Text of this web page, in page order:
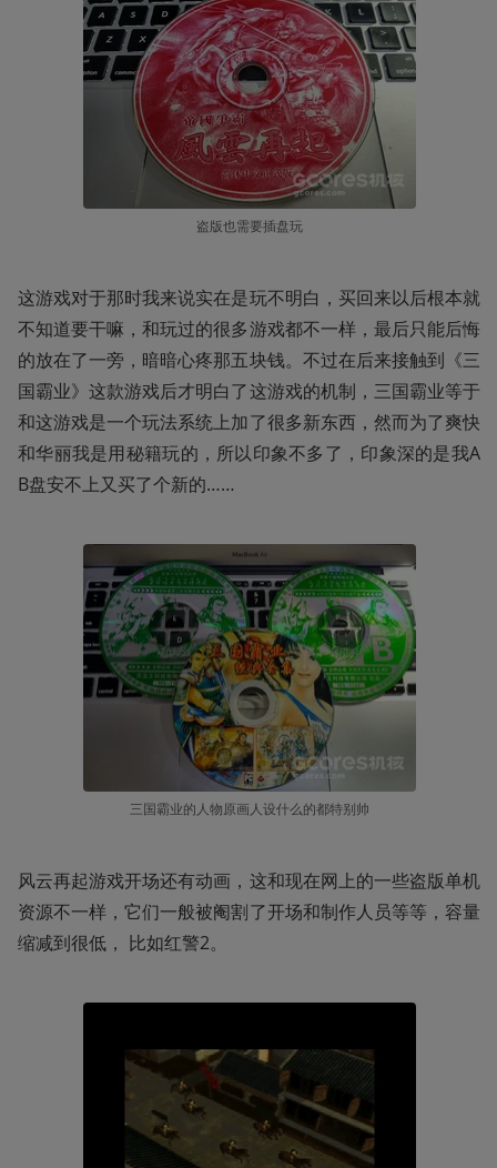
盗版也需要插盘玩
这游戏对于那时我来说实在是玩不明白，买回来以后根本就
不知道要干嘛，和玩过的很多游戏都不一样，最后只能后悔
的放在了一旁，暗暗心疼那五块钱。不过在后来接触到《三
国霸业》这款游戏后才明白了这游戏的机制，三国霸业等于
和这游戏是一个玩法系统上加了很多新东西，然而为了爽快
和华丽我是用秘籍玩的，所以印象不多了，印象深的是我A
B盘安不上又买了个新的……
三国霸业的人物原画人设什么的都特别帅
风云再起游戏开场还有动画，这和现在网上的一些盗版单机
资源不一样，它们一般被阉割了开场和制作人员等等，容量
缩减到很低， 比如红警2。